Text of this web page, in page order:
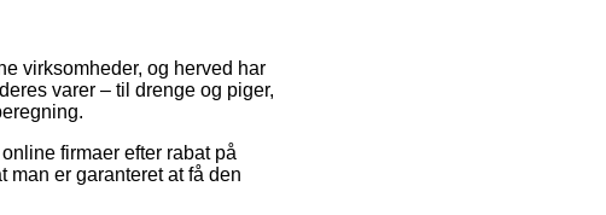
virksomheder, og herved har
varer – til drenge og piger,
firmaer efter rabat på
man er garanteret at få den